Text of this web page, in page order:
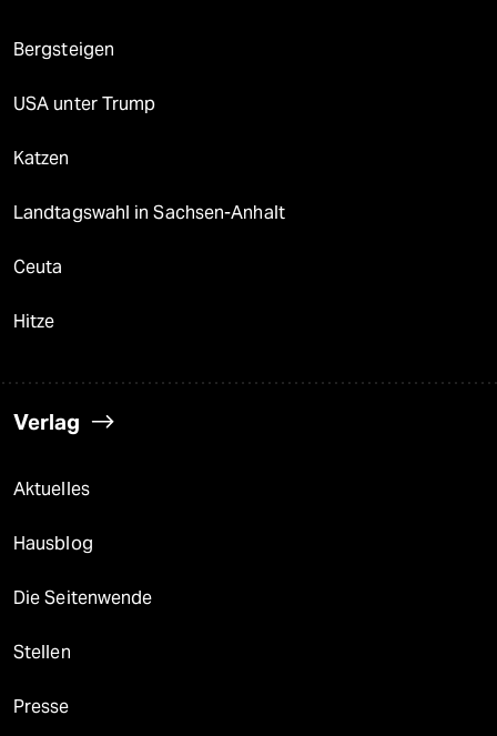
Bergsteigen
USA unter Trump
Katzen
Landtagswahl in Sachsen-Anhalt
Ceuta
Hitze
Verlag
Aktuelles
Hausblog
Die Seitenwende
Stellen
Presse